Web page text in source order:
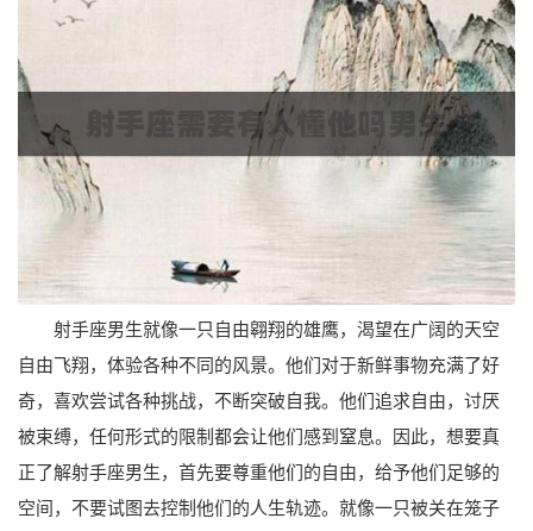
射手座男生就像一只自由翱翔的雄鹰，渴望在广阔的天空
自由飞翔，体验各种不同的风景。他们对于新鲜事物充满了好
奇，喜欢尝试各种挑战，不断突破自我。他们追求自由，讨厌
被束缚，任何形式的限制都会让他们感到窒息。因此，想要真
正了解射手座男生，首先要尊重他们的自由，给予他们足够的
空间，不要试图去控制他们的人生轨迹。就像一只被关在笼子